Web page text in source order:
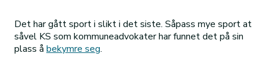
Det har gått sport i slikt i det siste. Såpass mye sport at
såvel KS som kommuneadvokater har funnet det på sin
plass å bekymre seg.